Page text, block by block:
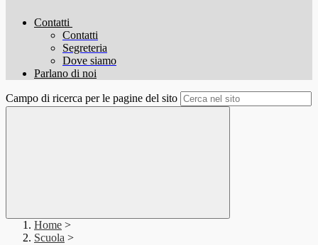
Contatti
Contatti
Segreteria
Dove siamo
Parlano di noi
Campo di ricerca per le pagine del sito
Home >
Scuola >